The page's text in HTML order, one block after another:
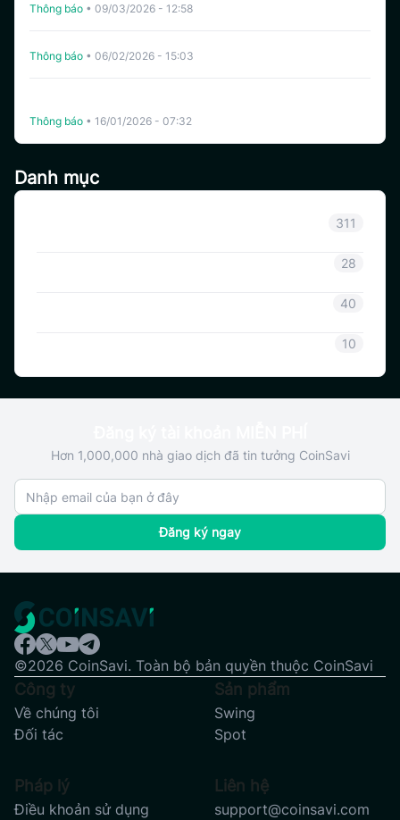
Danh mục
311
28
40
10
Thông báo • 09/03/2026 - 12:58
Thông báo • 06/02/2026 - 15:03
Thông báo • 16/01/2026 - 07:32
Hơn 1,000,000 nhà giao dịch đã tin tưởng CoinSavi
Đăng ký ngay
©2026 CoinSavi. Toàn bộ bản quyền thuộc CoinSavi
Công ty
Về chúng tôi
Đối tác
Sản phẩm
Swing
Spot
Pháp lý
Điều khoản sử dụng
Liên hệ
support@coinsavi.com